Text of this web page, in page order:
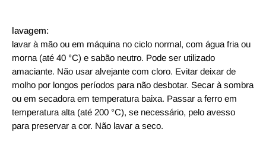
lavagem:
lavar à mão ou em máquina no ciclo normal, com água fria ou
morna (até 40 °C) e sabão neutro. Pode ser utilizado
amaciante. Não usar alvejante com cloro. Evitar deixar de
molho por longos períodos para não desbotar. Secar à sombra
ou em secadora em temperatura baixa. Passar a ferro em
temperatura alta (até 200 °C), se necessário, pelo avesso
para preservar a cor. Não lavar a seco.